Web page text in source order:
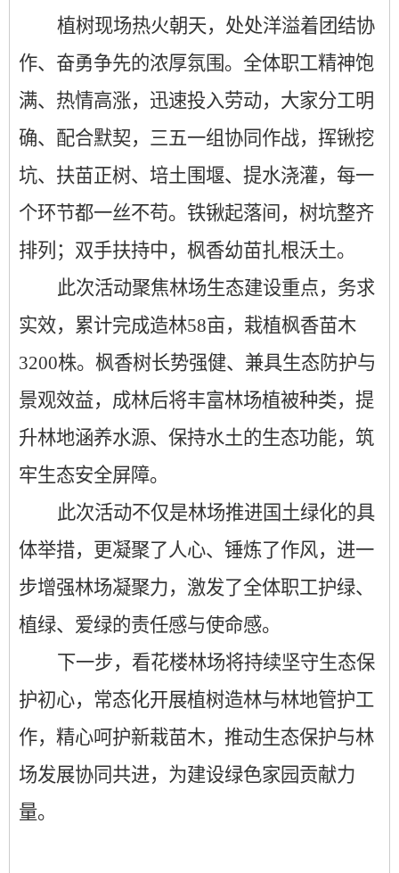
植树现场热火朝天，处处洋溢着团结协
作、奋勇争先的浓厚氛围。全体职工精神饱
满、热情高涨，迅速投入劳动，大家分工明
确、配合默契，三五一组协同作战，挥锹挖
坑、扶苗正树、培土围堰、提水浇灌，每一
个环节都一丝不苟。铁锹起落间，树坑整齐
排列；双手扶持中，枫香幼苗扎根沃土。
此次活动聚焦林场生态建设重点，务求
实效，累计完成造林58亩，栽植枫香苗木
3200株。枫香树长势强健、兼具生态防护与
景观效益，成林后将丰富林场植被种类，提
升林地涵养水源、保持水土的生态功能，筑
牢生态安全屏障。
此次活动不仅是林场推进国土绿化的具
体举措，更凝聚了人心、锤炼了作风，进一
步增强林场凝聚力，激发了全体职工护绿、
植绿、爱绿的责任感与使命感。
下一步，看花楼林场将持续坚守生态保
护初心，常态化开展植树造林与林地管护工
作，精心呵护新栽苗木，推动生态保护与林
场发展协同共进，为建设绿色家园贡献力
量。